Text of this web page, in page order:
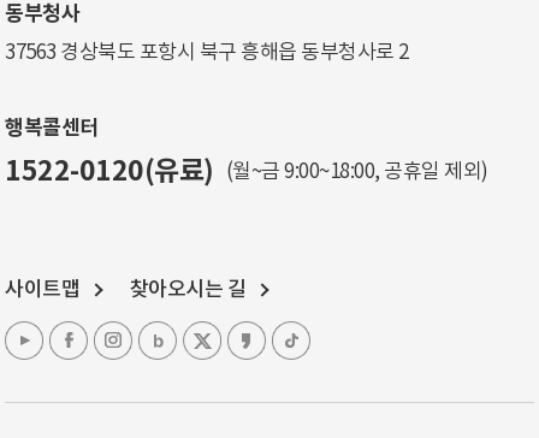
동부청사
37563 경상북도 포항시 북구 흥해읍 동부청사로 2
행복콜센터
1522-0120(유료) (월~금 9:00~18:00, 공휴일 제외)
사이트맵 찾아오시는 길